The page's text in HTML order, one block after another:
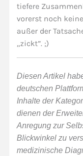
tiefere
vorerst noch
außer der
„zickt”. ;)
Diesen Artikel
deutschen
Inhalte der
dienen der
Anregung zur
Blickwinkel zu
medizinische